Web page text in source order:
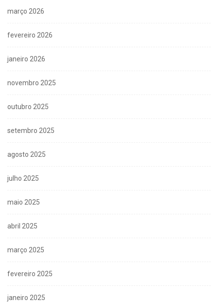
março 2026
fevereiro 2026
janeiro 2026
novembro 2025
outubro 2025
setembro 2025
agosto 2025
julho 2025
maio 2025
abril 2025
março 2025
fevereiro 2025
janeiro 2025